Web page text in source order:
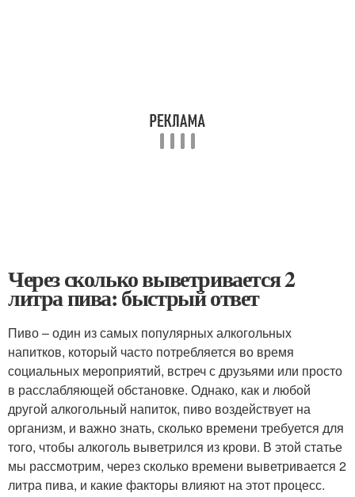
Через сколько выветривается 2
литра пива: быстрый ответ
Пиво – один из самых популярных алкогольных
напитков, который часто потребляется во время
социальных мероприятий, встреч с друзьями или просто
в расслабляющей обстановке. Однако, как и любой
другой алкогольный напиток, пиво воздействует на
организм, и важно знать, сколько времени требуется для
того, чтобы алкоголь выветрился из крови. В этой статье
мы рассмотрим, через сколько времени выветривается 2
литра пива, и какие факторы влияют на этот процесс.